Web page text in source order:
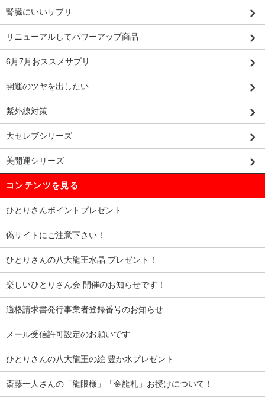
腎臓にいいサプリ
リニューアルしてパワーアップ商品
6月7月おススメサプリ
開運のツヤを出したい
紫外線対策
大セレブシリーズ
美開運シリーズ
コンテンツを見る
ひとりさんポイントプレゼント
偽サイトにご注意下さい！
ひとりさんの八大龍王水晶 プレゼント！
楽しいひとりさん会 開催のお知らせです！
適格請求書発行事業者登録番号のお知らせ
メール受信許可設定のお願いです
ひとりさんの八大龍王の絵 豊か水プレゼント
斎藤一人さんの「龍眼様」「金龍札」お授けについて！